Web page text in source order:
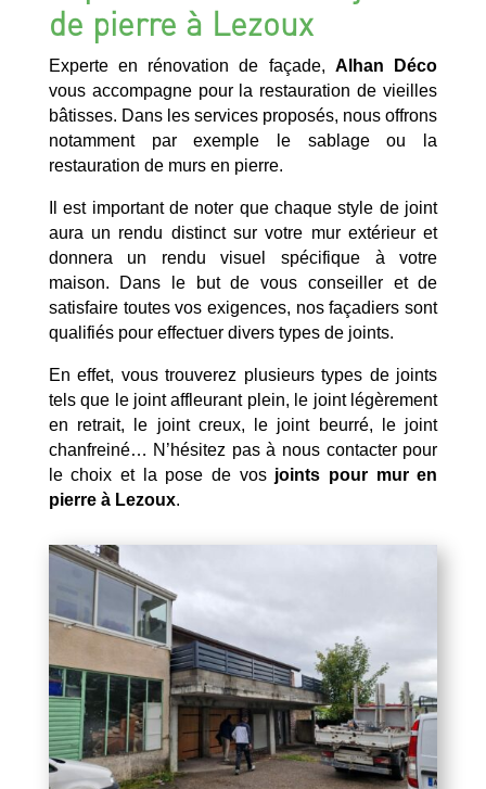
de pierre à Lezoux
Experte en rénovation de façade, Alhan Déco
vous accompagne pour la restauration de vieilles
bâtisses. Dans les services proposés, nous offrons
notamment par exemple le sablage ou la
restauration de murs en pierre.
Il est important de noter que chaque style de joint
aura un rendu distinct sur votre mur extérieur et
donnera un rendu visuel spécifique à votre
maison. Dans le but de vous conseiller et de
satisfaire toutes vos exigences, nos façadiers sont
qualifiés pour effectuer divers types de joints.
En effet, vous trouverez plusieurs types de joints
tels que le joint affleurant plein, le joint légèrement
en retrait, le joint creux, le joint beurré, le joint
chanfreiné… N’hésitez pas à nous contacter pour
le choix et la pose de vos joints pour mur en
pierre à Lezoux.